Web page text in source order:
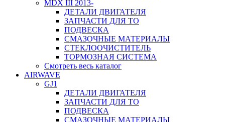
MDX III 2013-
ДЕТАЛИ ДВИГАТЕЛЯ
ЗАПЧАСТИ ДЛЯ ТО
ПОДВЕСКА
СМАЗОЧНЫЕ МАТЕРИАЛЫ
СТЕКЛООЧИСТИТЕЛЬ
ТОРМОЗНАЯ СИСТЕМА
Смотреть весь каталог
AIRWAVE
GJ1
ДЕТАЛИ ДВИГАТЕЛЯ
ЗАПЧАСТИ ДЛЯ ТО
ПОДВЕСКА
СМАЗОЧНЫЕ МАТЕРИАЛЫ